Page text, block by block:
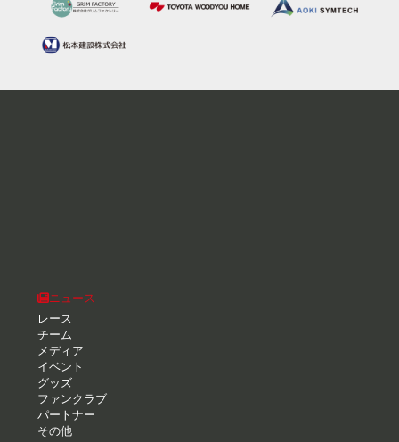
ニュース
レース
チーム
メディア
イベント
グッズ
ファンクラブ
パートナー
その他